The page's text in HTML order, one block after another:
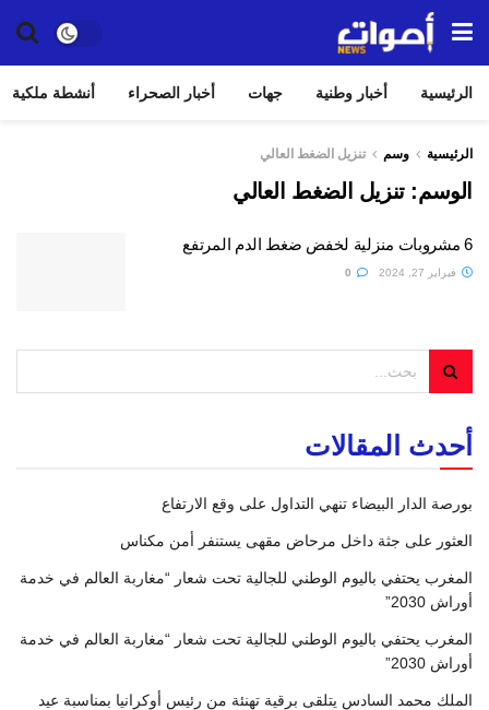
الرئيسية أخبار وطنية جهات أخبار الصحراء أنشطة ملكية
الرئيسية وسم تنزيل الضغط العالي
الوسم:تنزيل الضغط العالي
6 مشروبات منزلية لخفض ضغط الدم المرتفع
فبراير 27, 2024
أحدث المقالات
بورصة الدار البيضاء تنهي التداول على وقع الارتفاع
العثور على جثة داخل مرحاض مقهى يستنفر أمن مكناس
المغرب يحتفي باليوم الوطني للجالية تحت شعار “مغاربة العالم في خدمة
أوراش 2030”
المغرب يحتفي باليوم الوطني للجالية تحت شعار “مغاربة العالم في خدمة
أوراش 2030”
الملك محمد السادس يتلقى برقية تهنئة من رئيس أوكرانيا بمناسبة عيد